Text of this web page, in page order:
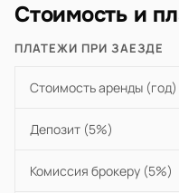
Стоимость и
ПЛАТЕЖИ ПРИ ЗАЕЗДЕ
Стоимость аренды (год)
Депозит (5%)
Комиссия брокеру (5%)